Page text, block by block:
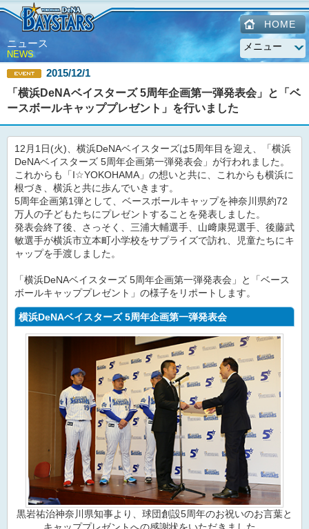
HOME
ニュース
NEWS
2015/12/1
「横浜DeNAベイスターズ 5周年企画第一弾発表会」と「ベ
ースボールキャッププレゼント」を行いました
12月1日(火)、横浜DeNAベイスターズは5周年目を迎え、「横浜
DeNAベイスターズ 5周年企画第一弾発表会」が行われました。
これからも「I☆YOKOHAMA」の想いと共に、これからも横浜に
根づき、横浜と共に歩んでいきます。
5周年企画第1弾として、ベースボールキャップを神奈川県約72
万人の子どもたちにプレゼントすることを発表しました。
発表会終了後、さっそく、三浦大輔選手、山﨑康晃選手、後藤武
敏選手が横浜市立本町小学校をサプライズで訪れ、児童たちにキ
ャップを手渡しました。
「横浜DeNAベイスターズ 5周年企画第一弾発表会」と「ベース
ボールキャッププレゼント」の様子をリポートします。
横浜DeNAベイスターズ 5周年企画第一弾発表会
黒岩祐治神奈川県知事より、球団創設5周年のお祝いのお言葉と